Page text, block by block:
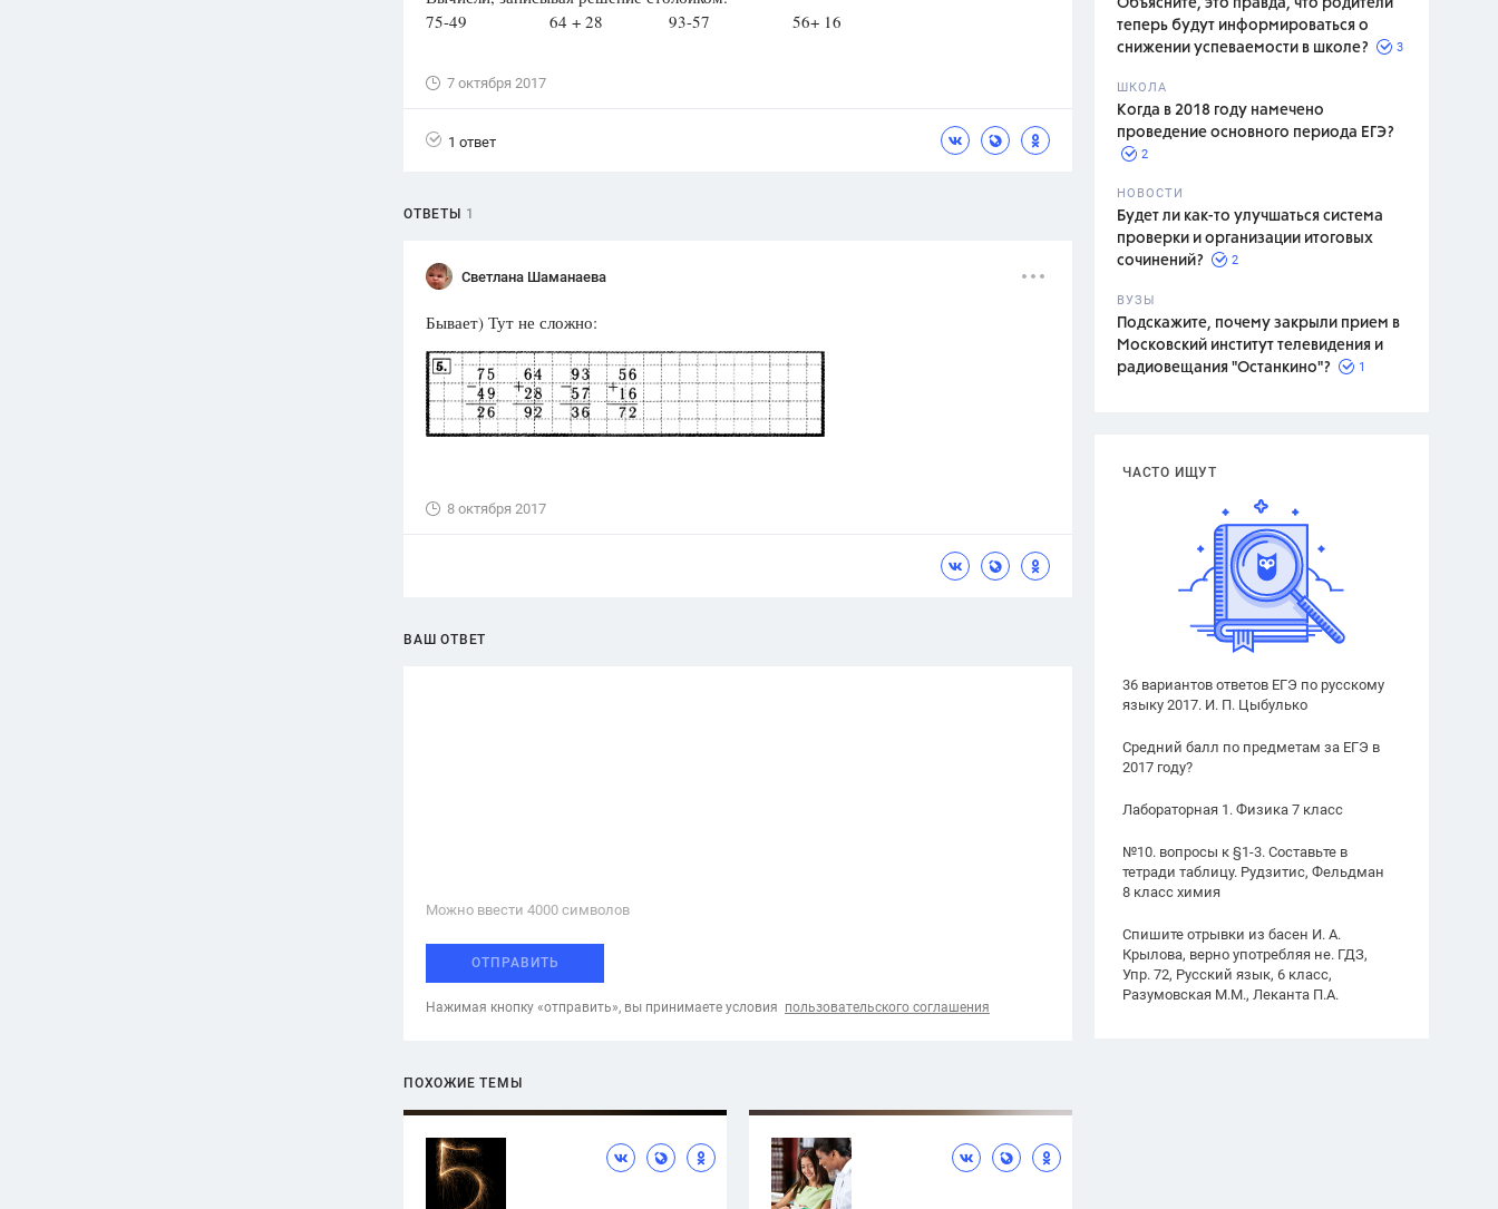
ГИА
Цветков Л. А.
Объясните, это правда, что родители
теперь будут информироваться о
снижении успеваемости в школе?
3
ШКОЛА
Когда в 2018 году намечено
проведение основного периода ЕГЭ?
2
НОВОСТИ
Будет ли как-то улучшаться система
проверки и организации итоговых
сочинений?
2
ВУЗЫ
Подскажите, почему закрыли прием в
Московский институт телевидения и
радиовещания "Останкино"?
1
ЧАСТО ИЩУТ
36 вариантов ответов ЕГЭ по русскому
языку 2017. И. П. Цыбулько
Средний балл по предметам за ЕГЭ в
2017 году?
Лабораторная 1. Физика 7 класс
№10. вопросы к §1-3. Составьте в
тетради таблицу. Рудзитис, Фельдман
8 класс химия
Спишите отрывки из басен И. А.
Крылова, верно употребляя не. ГДЗ,
Упр. 72, Русский язык, 6 класс,
Разумовская М.М., Леканта П.А.
75-49 64 + 28 93-57 56+ 16
7 октября 2017
1 ответ
ОТВЕТЫ 1
Светлана Шаманаева
Бывает) Тут не сложно:
8 октября 2017
ВАШ ОТВЕТ
Можно ввести 4000 cимволов
ОТПРАВИТЬ
Нажимая кнопку «отправить», вы принимаете условия пользовательского соглашения
ПОХОЖИЕ ТЕМЫ